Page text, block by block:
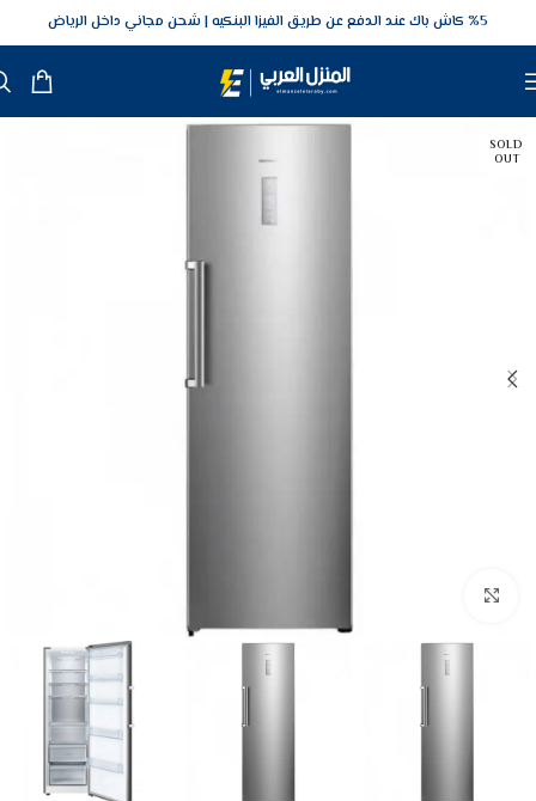
5‎% كاش باك عند الدفع عن طريق الفيزا البنكيه شحن مجاني داخل الرياض
SOLD
OUT